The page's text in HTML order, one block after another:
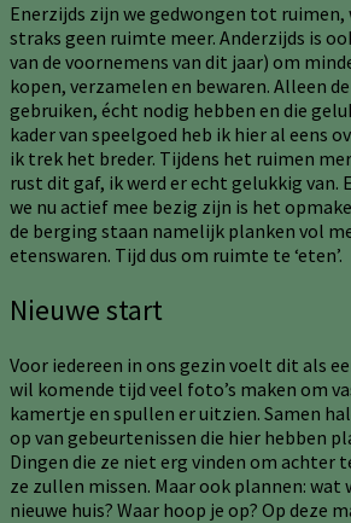
Enerzijds zijn we gedwongen tot ruimen,
straks geen ruimte meer. Anderzijds is
van de voornemens van dit jaar) om
kopen, verzamelen en bewaren. Alleen
gebruiken, écht nodig hebben en die
kader van speelgoed heb ik hier al eens
ik trek het breder. Tijdens het ruimen
rust dit gaf, ik werd er echt gelukkig van.
we nu actief mee bezig zijn is het
de berging staan namelijk planken vol
etenswaren. Tijd dus om ruimte te ‘eten’.
Nieuwe start
Voor iedereen in ons gezin voelt dit als
wil komende tijd veel foto’s maken om
kamertje en spullen er uitzien. Samen
op van gebeurtenissen die hier hebben
Dingen die ze niet erg vinden om achter
ze zullen missen. Maar ook plannen: wat
nieuwe huis? Waar hoop je op? Op deze